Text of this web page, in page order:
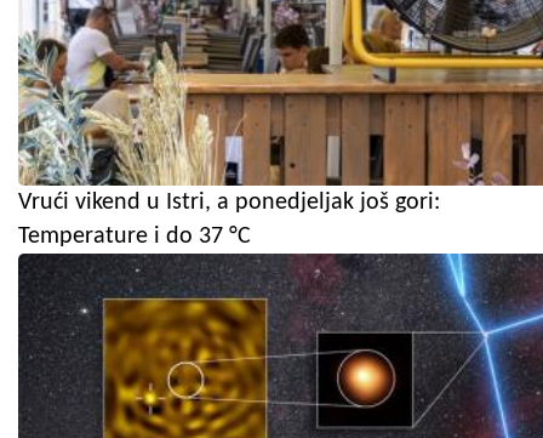
Vrući vikend u Istri, a ponedjeljak još gori:
Temperature i do 37 °C